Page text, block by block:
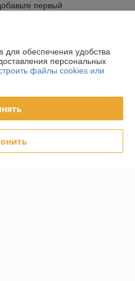
первый
обеспечения удобства
персональных
файлы cookies или